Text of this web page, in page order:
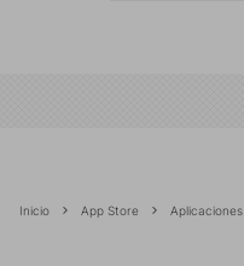
Inicio App Store Aplicaciones